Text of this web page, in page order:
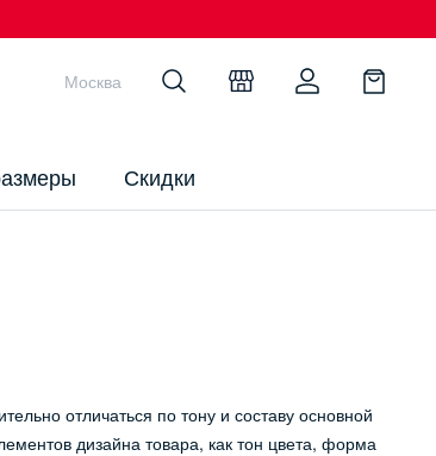
Скидки
Москва
отличаться по тону и составу основной
дизайна товара, как тон цвета, форма